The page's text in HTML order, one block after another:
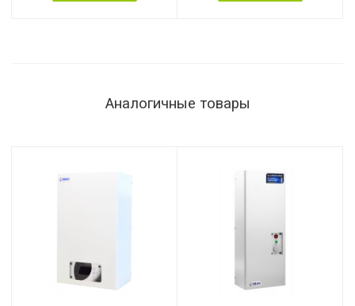
Аналогичные товары